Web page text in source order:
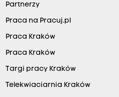
Partnerzy
Praca na Pracuj.pl
Praca Kraków
Praca Kraków
Targi pracy Kraków
Telekwiaciarnia Kraków